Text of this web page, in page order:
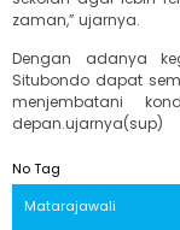
zaman,” ujarnya.
Dengan adanya
Situbondo dapat
menjembatani
depan.ujarnya(sup)
No Tag
Matarajawali